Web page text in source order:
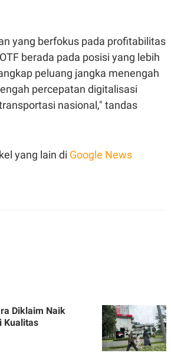
yang berfokus pada profitabilitas
berada pada posisi yang lebih
peluang jangka menengah
percepatan digitalisasi
nasional," tandas
yang lain di Google News
Diklaim Naik
Kualitas